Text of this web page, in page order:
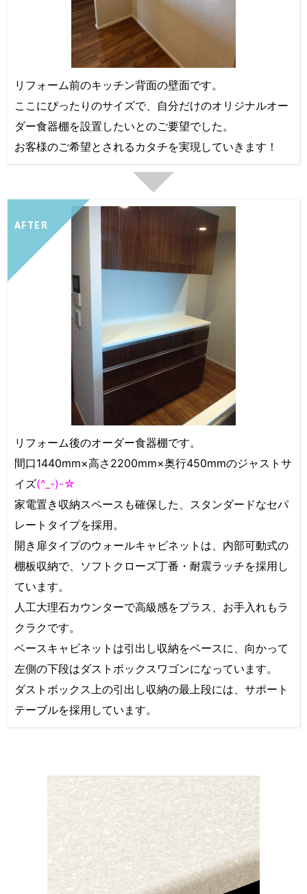
リフォーム前のキッチン背面の壁面です。
ここにぴったりのサイズで、自分だけのオリジナルオー
ダー食器棚を設置したいとのご要望でした。
お客様のご希望とされるカタチを実現していきます！
AFTER
リフォーム後のオーダー食器棚です。
間口1440mm×高さ2200mm×奥行450mmのジャストサ
イズ(^_-)-☆
家電置き収納スペースも確保した、スタンダードなセパ
レートタイプを採用。
開き扉タイプのウォールキャビネットは、内部可動式の
棚板収納で、ソフトクローズ丁番・耐震ラッチを採用し
ています。
人工大理石カウンターで高級感をプラス、お手入れもラ
クラクです。
ベースキャビネットは引出し収納をベースに、向かって
左側の下段はダストボックスワゴンになっています。
ダストボックス上の引出し収納の最上段には、サポート
テーブルを採用しています。